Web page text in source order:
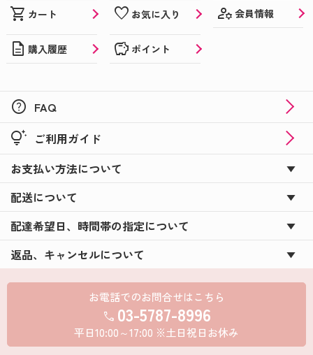
shopping_cart カート favorite お気に入り manage_accounts 会員情報
description 購入履歴 savings ポイント
help FAQ
tips_and_updates ご利用ガイド
お支払い方法について
配送について
配達希望日、時間帯の指定について
返品、キャンセルについて
お電話でのお問合せはこちら
call 03-5787-8996
平日10:00～17:00 ※土日祝日お休み